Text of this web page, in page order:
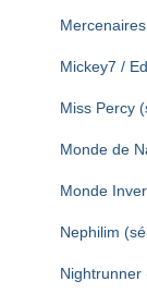
Mickey7 /
Miss Percy
Monde de
Monde
Nephilim
Nightrunner